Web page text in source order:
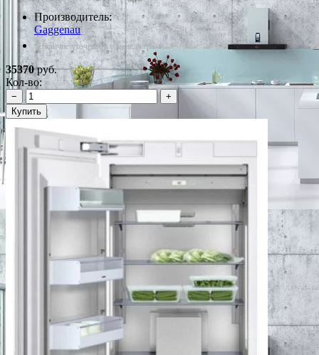
Производитель:
Gaggenau
*Наличие уточняйте у менеджера
35370руб.
Кол-во:
−
+
Купить